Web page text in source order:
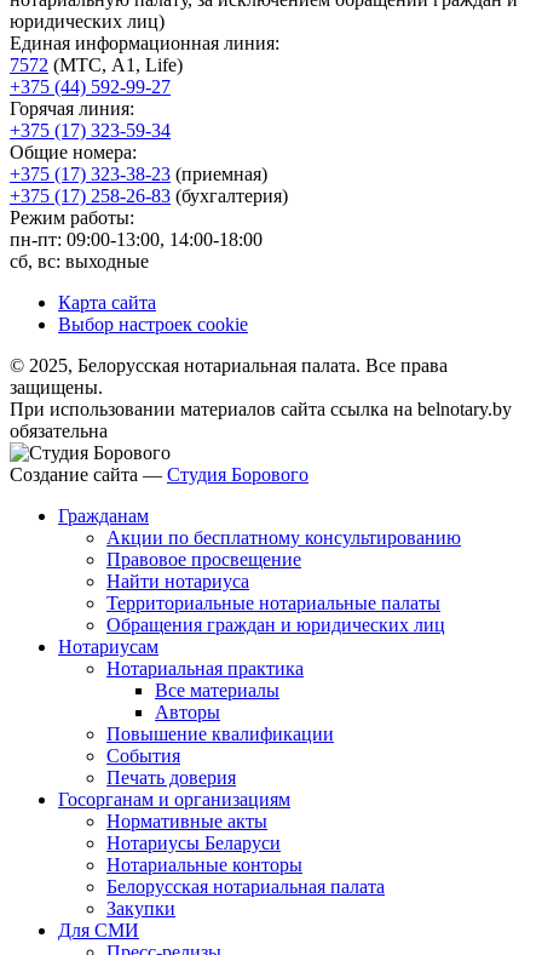
юридических лиц)
Единая информационная линия:
7572 (МТС, A1, Life)
+375 (44) 592-99-27
Горячая линия:
+375 (17) 323-59-34
Общие номера:
+375 (17) 323-38-23 (приемная)
+375 (17) 258-26-83 (бухгалтерия)
Режим работы:
пн-пт: 09:00-13:00, 14:00-18:00
сб, вс: выходные
Карта сайта
Выбор настроек cookie
© 2025, Белорусская нотариальная палата. Все права
защищены.
При использовании материалов сайта ссылка на belnotary.by
обязательна
Создание сайта — Студия Борового
Гражданам
Акции по бесплатному консультированию
Правовое просвещение
Найти нотариуса
Территориальные нотариальные палаты
Обращения граждан и юридических лиц
Нотариусам
Нотариальная практика
Все материалы
Авторы
Повышение квалификации
События
Печать доверия
Госорганам и организациям
Нормативные акты
Нотариусы Беларуси
Нотариальные конторы
Белорусская нотариальная палата
Закупки
Для СМИ